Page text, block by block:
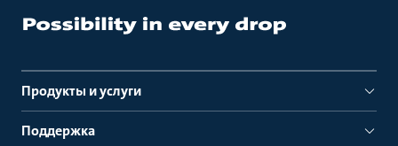
Продукты и услуги
Поддержка